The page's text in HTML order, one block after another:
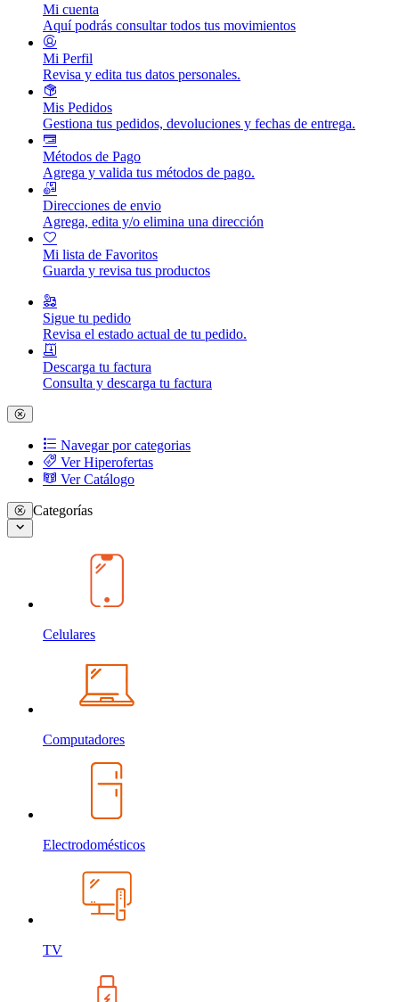
Mi cuenta
Aquí podrás consultar todos tus movimientos
Mi Perfil
Revisa y edita tus datos personales.
Mis Pedidos
Gestiona tus pedidos, devoluciones y fechas de entrega.
Métodos de Pago
Agrega y valida tus métodos de pago.
Direcciones de envio
Agrega, edita y/o elimina una dirección
Mi lista de Favoritos
Guarda y revisa tus productos
Sigue tu pedido
Revisa el estado actual de tu pedido.
Descarga tu factura
Consulta y descarga tu factura
Navegar por categorias
Ver Hiperofertas
Ver Catálogo
Categorías
Celulares
Computadores
Electrodomésticos
TV